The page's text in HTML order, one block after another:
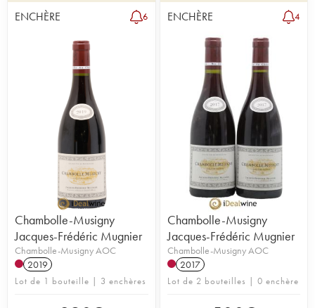
ENCHÈRE 6
Chambolle-Musigny
Jacques-Frédéric Mugnier
Chambolle-Musigny AOC
2019
Lot de 1 bouteille | 3 enchères
ENCHÈRE 4
Chambolle-Musigny
Jacques-Frédéric Mugnier
Chambolle-Musigny AOC
2017
Lot de 2 bouteilles | 0 enchère